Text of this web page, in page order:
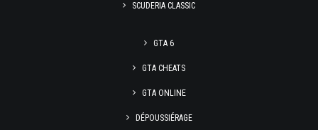
SCUDERIA CLASSIC
GTA 6
GTA CHEATS
GTA ONLINE
DÉPOUSSIÉRAGE